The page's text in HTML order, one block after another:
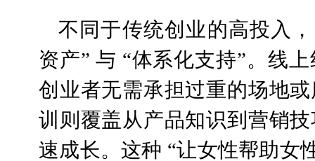
不同于传统创业的高投入
资产” 与 “体系化支持”。线
创业者无需承担过重的场地
训则覆盖从产品知识到营销
速成长。这种 “让女性帮助女